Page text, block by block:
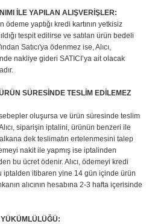
İLE YAPILAN ALIŞVERİŞLER:
ödeme yaptığı kredi kartının yetkisiz
tespit edilirse ve satılan ürün bedeli
Satıcı'ya ödenmez ise, Alıcı,
nakliye gideri SATICI’ya ait olacak
SÜRESİNDE TESLİM EDİLEMEZ
oluşursa ve ürün süresinde teslim
siparişin iptalini, ürünün benzeri ile
dek teslimatın ertelenmesini talep
nakit ile yapmış ise iptalinden
bu ücret ödenir. Alıcı, ödemeyi kredi
iptalden itibaren yine 14 gün içinde ürün
alıcının hesabına 2-3 hafta içerisinde